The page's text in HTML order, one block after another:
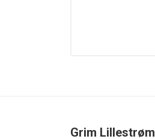
Grim Lillestrøm